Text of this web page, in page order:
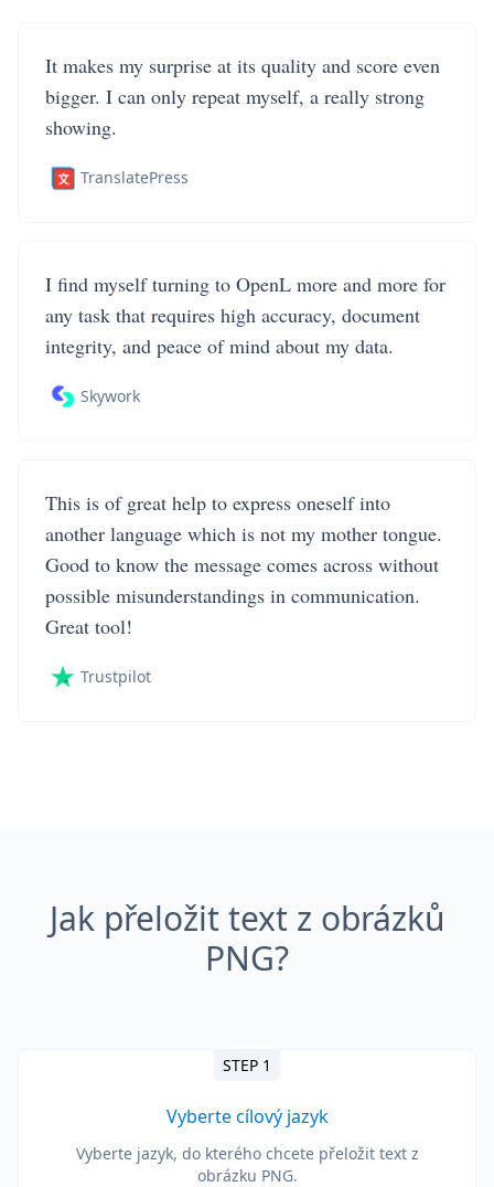
It makes my surprise at its quality and score even
bigger. I can only repeat myself, a really strong
showing.
TranslatePress
I find myself turning to OpenL more and more for
any task that requires high accuracy, document
integrity, and peace of mind about my data.
Skywork
This is of great help to express oneself into
another language which is not my mother tongue.
Good to know the message comes across without
possible misunderstandings in communication.
Great tool!
Trustpilot
Jak přeložit text z obrázků
PNG?
STEP 1
Vyberte cílový jazyk
Vyberte jazyk, do kterého chcete přeložit text z
obrázku PNG.